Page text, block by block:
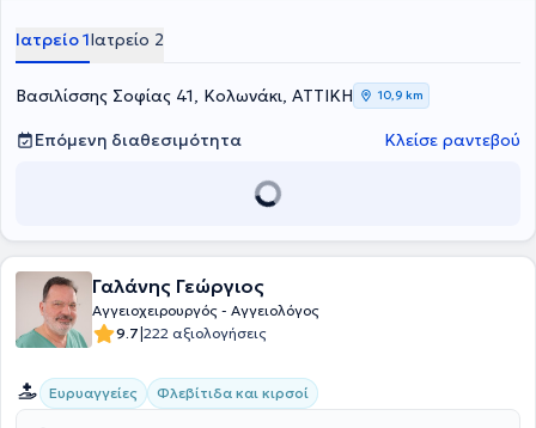
Ιατρείο 1Ιατρείο 2
Βασιλίσσης Σοφίας 41, Κολωνάκι, ΑΤΤΙΚΗ 10,9 km
Επόμενη διαθεσιμότητα Κλείσε ραντεβού
Γαλάνης Γεώργιος
Αγγειοχειρουργός - Αγγειολόγος
9.7|222 αξιολογήσεις
Ευρυαγγείες Φλεβίτιδα και κιρσοί